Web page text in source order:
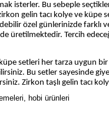
isterler. Bu sebeple
gelin tacı kolye ve küpe
özel günlerinizde
üretilmektedir. Tercih
setleri her tarza uygun
Bu setler sayesinde
Zirkon taşlı gelin tacı
hobi ürünleri